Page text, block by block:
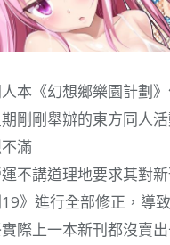
本《幻想鄉樂園計劃
剛剛舉辦的東方同人
滿
不講道理地要求其對
》進行全部修正，導
際上一本新刊都沒賣